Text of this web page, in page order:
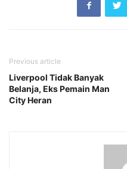
Previous article
Liverpool Tidak Banyak
Belanja, Eks Pemain Man
City Heran